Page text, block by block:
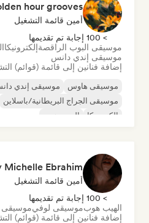
hour grooves
أمين قائمة التشغيل
> 100 إجابة تم تقديمها
موسيقى البوب الراقصةإلكترونيكا
موسيقى إندي دانس
إضافة فنانين إلى قائمة (قوائم)
موسيقى هاوس موسيقى إندي
موسيقى الجراج البريطانية/باسلاين
إلكترونيكا
الهيب هوب
Michelle Ebrahim
أمين قائمة التشغيل
> 100 إجابة تم تقديمها
الهيب هوبموسيقى لوفيموسيقى
إضافة فنانين إلى قائمة (قوائم)